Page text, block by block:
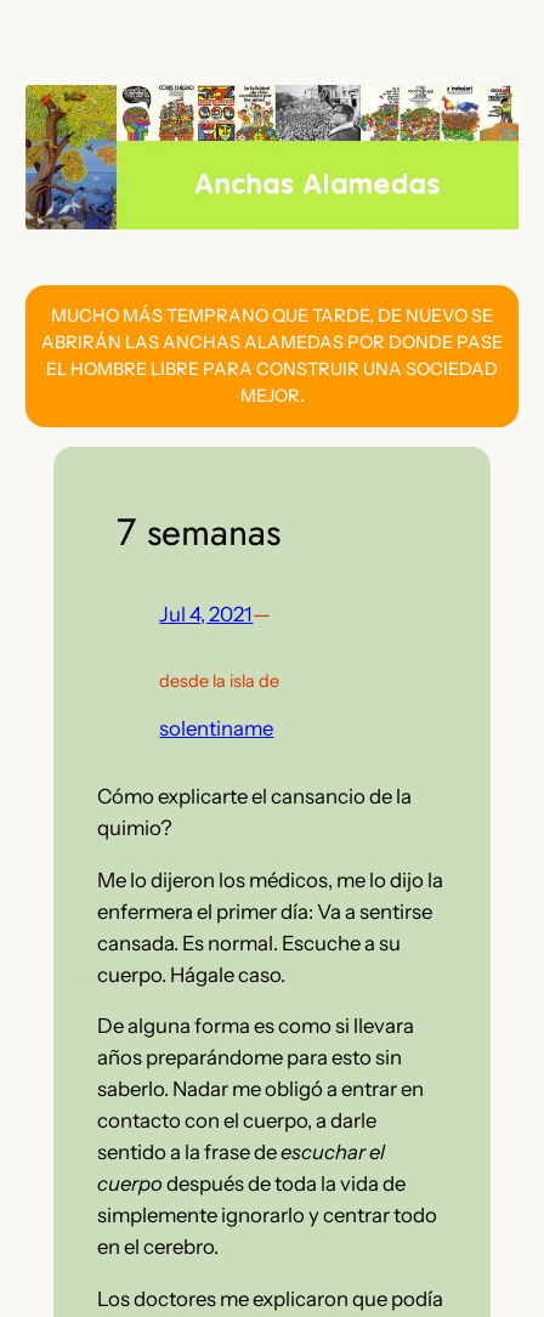
contenido
MUCHO MÁS TEMPRANO QUE TARDE, DE NUEVO SE
ABRIRÁN LAS ANCHAS ALAMEDAS POR DONDE PASE
EL HOMBRE LIBRE PARA CONSTRUIR UNA SOCIEDAD
MEJOR.
7 semanas
Jul 4, 2021—
desde la isla de
solentiname
Cómo explicarte el cansancio de la
quimio?
Me lo dijeron los médicos, me lo dijo la
enfermera el primer día: Va a sentirse
cansada. Es normal. Escuche a su
cuerpo. Hágale caso.
De alguna forma es como si llevara
años preparándome para esto sin
saberlo. Nadar me obligó a entrar en
contacto con el cuerpo, a darle
sentido a la frase deescuchar el
cuerpo después de toda la vida de
simplemente ignorarlo y centrar todo
en el cerebro.
Los doctores me explicaron que podía